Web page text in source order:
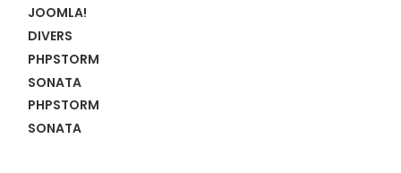
JOOMLA!
DIVERS
PHPSTORM
SONATA
PHPSTORM
SONATA